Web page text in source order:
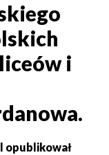
i
opublikował